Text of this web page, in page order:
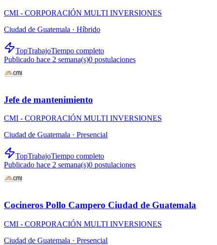
CMI - CORPORACIÓN MULTI INVERSIONES
Ciudad de Guatemala · Híbrido
TopTrabajoTiempo completo
Publicado hace 2 semana(s)0 postulaciones
Jefe de mantenimiento
CMI - CORPORACIÓN MULTI INVERSIONES
Ciudad de Guatemala · Presencial
TopTrabajoTiempo completo
Publicado hace 2 semana(s)0 postulaciones
Cocineros Pollo Campero Ciudad de Guatemala
CMI - CORPORACIÓN MULTI INVERSIONES
Ciudad de Guatemala · Presencial